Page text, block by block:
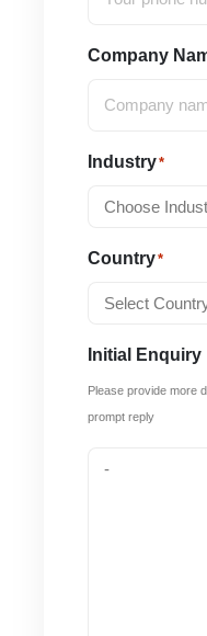
Company
Industry*
Country*
Initial Enquiry
Please provide more
prompt reply